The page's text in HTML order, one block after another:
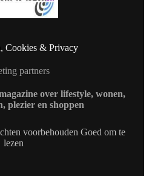
Cookies & Privacy
partners
over lifestyle, wonen,
plezier en shoppen
voorbehouden Goed om te
lezen